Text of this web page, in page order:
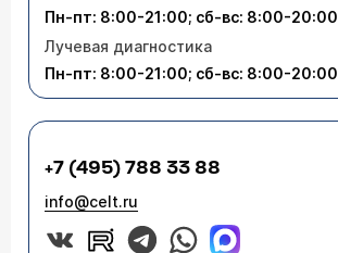
Пн-пт: 8:00-21:00; сб-вс: 8:00-20:00
Лучевая диагностика
Пн-пт: 8:00-21:00; сб-вс: 8:00-20:00
+7 (495) 788 33 88
info@celt.ru